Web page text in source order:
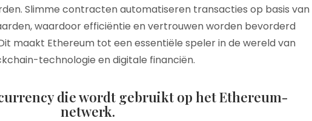
Slimme contracten automatiseren transacties op basis van
waardoor efficiëntie en vertrouwen worden bevorderd
maakt Ethereum tot een essentiële speler in de wereld van
technologie en digitale financiën.
die wordt gebruikt op het Ethereum-
netwerk.